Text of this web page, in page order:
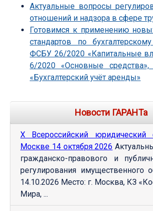
Актуальные вопросы
отношений и надзора в сфере
Готовимся к применению
стандартов по
ФСБУ 26/2020 «Капитальные
6/2020 «Основные
«Бухгалтерский учёт аренды»
Новости ГАРАНТа
Х Всероссийский
Москве 14 октября 2026
гражданско-правового и
регулирования имущественного
14.10.2026 Место: г. Москва, КЗ
Мира, ...